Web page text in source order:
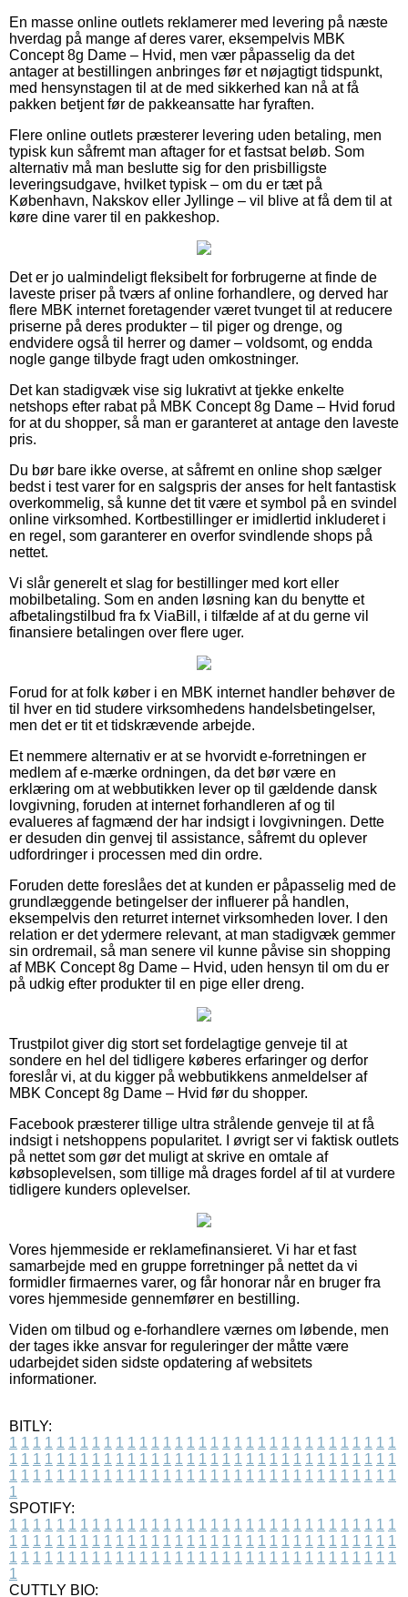
En masse online outlets reklamerer med levering på næste
hverdag på mange af deres varer, eksempelvis MBK
Concept 8g Dame – Hvid, men vær påpasselig da det
antager at bestillingen anbringes før et nøjagtigt tidspunkt,
med hensynstagen til at de med sikkerhed kan nå at få
pakken betjent før de pakkeansatte har fyraften.
Flere online outlets præsterer levering uden betaling, men
typisk kun såfremt man aftager for et fastsat beløb. Som
alternativ må man beslutte sig for den prisbilligste
leveringsudgave, hvilket typisk – om du er tæt på
København, Nakskov eller Jyllinge – vil blive at få dem til at
køre dine varer til en pakkeshop.
Det er jo ualmindeligt fleksibelt for forbrugerne at finde de
laveste priser på tværs af online forhandlere, og derved har
flere MBK internet foretagender været tvunget til at reducere
priserne på deres produkter – til piger og drenge, og
endvidere også til herrer og damer – voldsomt, og endda
nogle gange tilbyde fragt uden omkostninger.
Det kan stadigvæk vise sig lukrativt at tjekke enkelte
netshops efter rabat på MBK Concept 8g Dame – Hvid forud
for at du shopper, så man er garanteret at antage den laveste
pris.
Du bør bare ikke overse, at såfremt en online shop sælger
bedst i test varer for en salgspris der anses for helt fantastisk
overkommelig, så kunne det tit være et symbol på en svindel
online virksomhed. Kortbestillinger er imidlertid inkluderet i
en regel, som garanterer en overfor svindlende shops på
nettet.
Vi slår generelt et slag for bestillinger med kort eller
mobilbetaling. Som en anden løsning kan du benytte et
afbetalingstilbud fra fx ViaBill, i tilfælde af at du gerne vil
finansiere betalingen over flere uger.
Forud for at folk køber i en MBK internet handler behøver de
til hver en tid studere virksomhedens handelsbetingelser,
men det er tit et tidskrævende arbejde.
Et nemmere alternativ er at se hvorvidt e-forretningen er
medlem af e-mærke ordningen, da det bør være en
erklæring om at webbutikken lever op til gældende dansk
lovgivning, foruden at internet forhandleren af og til
evalueres af fagmænd der har indsigt i lovgivningen. Dette
er desuden din genvej til assistance, såfremt du oplever
udfordringer i processen med din ordre.
Foruden dette foreslåes det at kunden er påpasselig med de
grundlæggende betingelser der influerer på handlen,
eksempelvis den returret internet virksomheden lover. I den
relation er det ydermere relevant, at man stadigvæk gemmer
sin ordremail, så man senere vil kunne påvise sin shopping
af MBK Concept 8g Dame – Hvid, uden hensyn til om du er
på udkig efter produkter til en pige eller dreng.
Trustpilot giver dig stort set fordelagtige genveje til at
sondere en hel del tidligere køberes erfaringer og derfor
foreslår vi, at du kigger på webbutikkens anmeldelser af
MBK Concept 8g Dame – Hvid før du shopper.
Facebook præsterer tillige ultra strålende genveje til at få
indsigt i netshoppens popularitet. I øvrigt ser vi faktisk outlets
på nettet som gør det muligt at skrive en omtale af
købsoplevelsen, som tillige må drages fordel af til at vurdere
tidligere kunders oplevelser.
Vores hjemmeside er reklamefinansieret. Vi har et fast
samarbejde med en gruppe forretninger på nettet da vi
formidler firmaernes varer, og får honorar når en bruger fra
vores hjemmeside gennemfører en bestilling.
Viden om tilbud og e-forhandlere værnes om løbende, men
der tages ikke ansvar for reguleringer der måtte være
udarbejdet siden sidste opdatering af websitets
informationer.
BITLY:
1 1 1 1 1 1 1 1 1 1 1 1 1 1 1 1 1 1 1 1 1 1 1 1 1 1 1 1 1 1 1 1 1
1 1 1 1 1 1 1 1 1 1 1 1 1 1 1 1 1 1 1 1 1 1 1 1 1 1 1 1 1 1 1 1 1
1 1 1 1 1 1 1 1 1 1 1 1 1 1 1 1 1 1 1 1 1 1 1 1 1 1 1 1 1 1 1 1 1
1
SPOTIFY:
1 1 1 1 1 1 1 1 1 1 1 1 1 1 1 1 1 1 1 1 1 1 1 1 1 1 1 1 1 1 1 1 1
1 1 1 1 1 1 1 1 1 1 1 1 1 1 1 1 1 1 1 1 1 1 1 1 1 1 1 1 1 1 1 1 1
1 1 1 1 1 1 1 1 1 1 1 1 1 1 1 1 1 1 1 1 1 1 1 1 1 1 1 1 1 1 1 1 1
1
CUTTLY BIO: